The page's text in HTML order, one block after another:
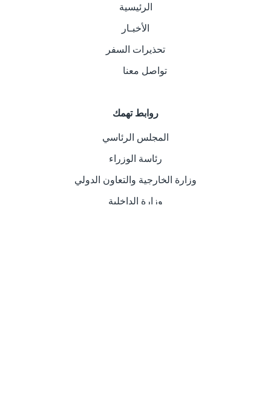
الرئيسية
الأخبـار
تحذيرات السفر
تواصل معنا
روابط تهمك
المجلس الرئاسي
رئاسة الوزراء
وزارة الخارجية والتعاون الدولي
وزارة الداخلية